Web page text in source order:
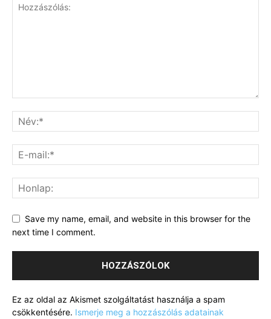
Save my name, email, and website in this browser for the
next time I comment.
Ez az oldal az Akismet szolgáltatást használja a spam
csökkentésére. Ismerje meg a hozzászólás adatainak